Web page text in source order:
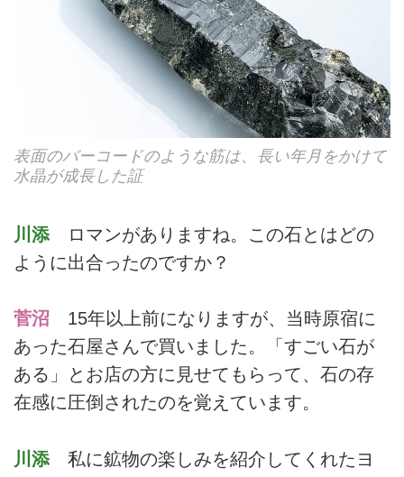
表面のバーコードのような筋は、長い年月をかけて
水晶が成長した証
川添 ロマンがありますね。この石とはどの
ように出合ったのですか？
菅沼 15年以上前になりますが、当時原宿に
あった石屋さんで買いました。「すごい石が
ある」とお店の方に見せてもらって、石の存
在感に圧倒されたのを覚えています。
川添 私に鉱物の楽しみを紹介してくれたヨ